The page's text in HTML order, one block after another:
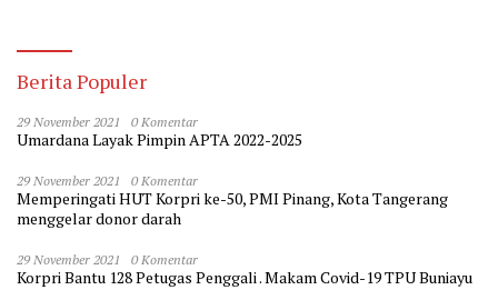
Berita Populer
29 November 2021 0 Komentar
Umardana Layak Pimpin APTA 2022-2025
29 November 2021 0 Komentar
Memperingati HUT Korpri ke-50, PMI Pinang, Kota Tangerang
menggelar donor darah
29 November 2021 0 Komentar
Korpri Bantu 128 Petugas Penggali . Makam Covid-19 TPU Buniayu